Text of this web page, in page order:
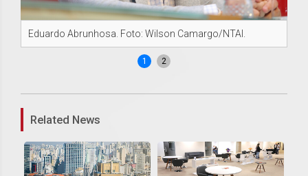
Eduardo Abrunhosa. Foto: Wilson Camargo/NTAI.
1 2
Related News